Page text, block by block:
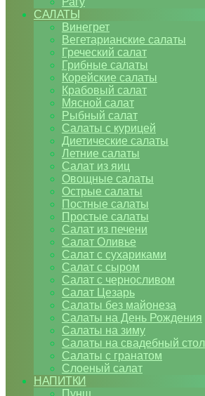
САЛАТЫ
Винегрет
Вегетарианские салаты
Греческий салат
Грибные салаты
Корейские салаты
Крабовый салат
Мясной салат
Рыбный салат
Салаты с курицей
Диетические салаты
Летние салаты
Салат из яиц
Овощные салаты
Острые салаты
Постные салаты
Простые салаты
Салат из печени
Салат Оливье
Салат с сухариками
Салат с сыром
Салат с черносливом
Салат Цезарь
Салаты без майонеза
Салаты на День Рождения
Салаты на зиму
Салаты на свадебный стол
Салаты с гранатом
Слоеный салат
НАПИТКИ
Пунш